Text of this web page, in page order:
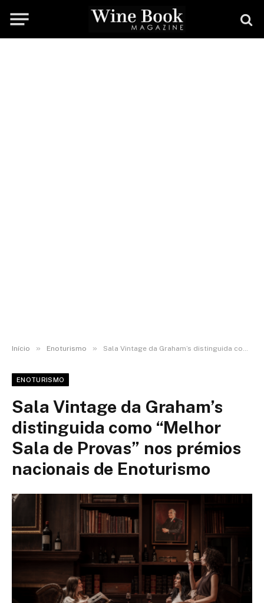
Início » Enoturismo » Sala Vintage da Graham’s distinguida como “Melhor Sala de Provas” nos prémios nacionais de Enoturismo
ENOTURISMO
Sala Vintage da Graham’s
distinguida como “Melhor
Sala de Provas” nos prémios
nacionais de Enoturismo